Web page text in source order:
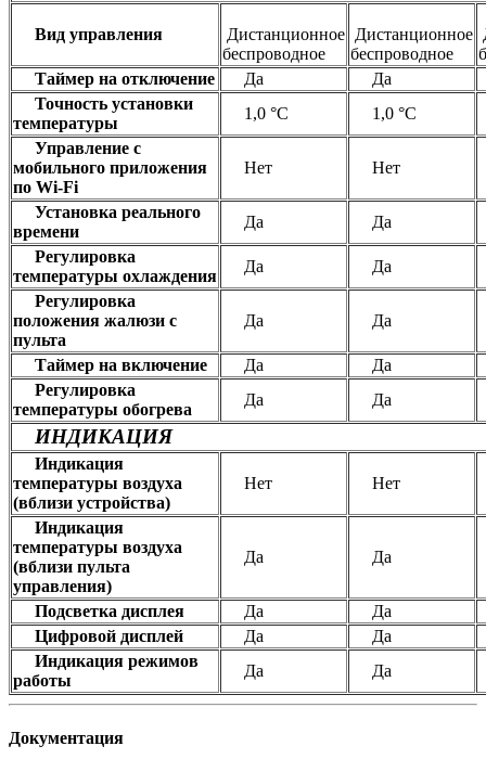
Вид управления
Дистанционное
беспроводное
Дистанционное
беспроводное
Таймер на отключение
Да Да
Точность установки
температуры
1,0 °С 1,0 °С
Управление c
мобильного приложения
по Wi-Fi
Нет Нет
Установка реального
времени
Да Да
Регулировка
температуры охлаждения
Да Да
Регулировка
положения жалюзи с
пульта
Да Да
Таймер на включение Да Да
Регулировка
температуры обогрева
Да Да
ИНДИКАЦИЯ
Индикация
температуры воздуха
(вблизи устройства)
Нет Нет
Индикация
температуры воздуха
(вблизи пульта
управления)
Да Да
Подсветка дисплея Да Да
Цифровой дисплей
Да Да
Индикация режимов
работы
Да Да
Документация